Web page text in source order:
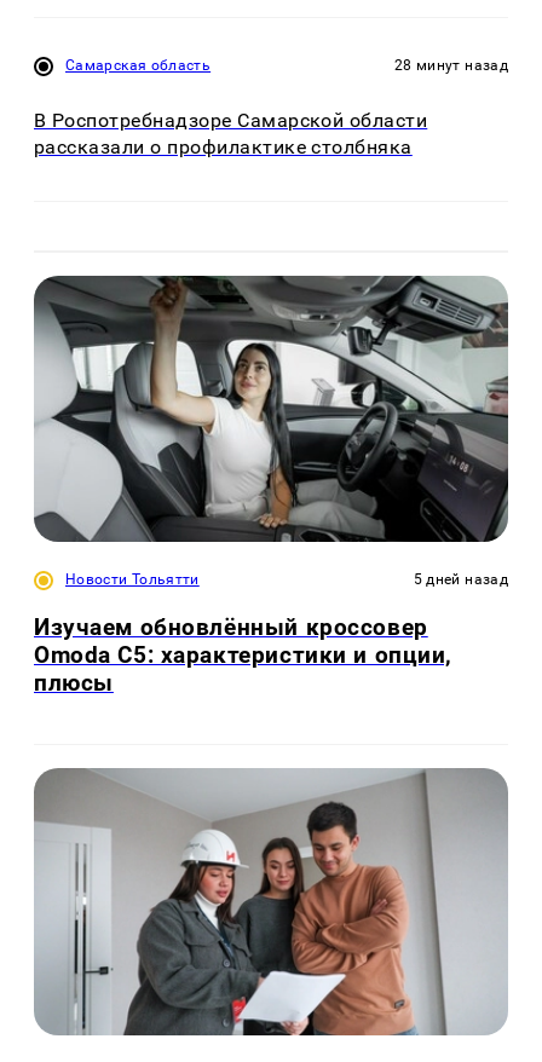
Самарская область 28 минут назад
В Роспотребнадзоре Самарской области
рассказали о профилактике столбняка
Новости Тольятти 5 дней назад
Изучаем обновлённый кроссовер
Omoda C5: характеристики и опции,
плюсы